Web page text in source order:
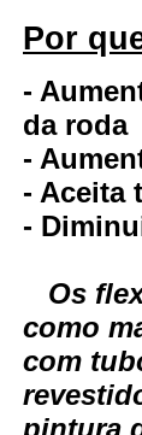
Por
-
da roda
-
- Aceita
-
Os
como
com